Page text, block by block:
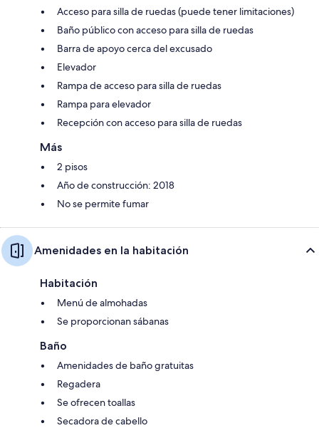
Acceso para silla de ruedas (puede tener limitaciones)
Baño público con acceso para silla de ruedas
Barra de apoyo cerca del excusado
Elevador
Rampa de acceso para silla de ruedas
Rampa para elevador
Recepción con acceso para silla de ruedas
Más
2 pisos
Año de construcción: 2018
No se permite fumar
Amenidades en la habitación
Habitación
Menú de almohadas
Se proporcionan sábanas
Baño
Amenidades de baño gratuitas
Regadera
Se ofrecen toallas
Secadora de cabello